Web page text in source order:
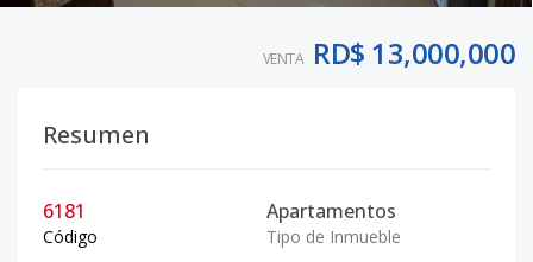
VENTA RD$ 13,000,000
Resumen
6181
Código
Apartamentos
Tipo de Inmueble